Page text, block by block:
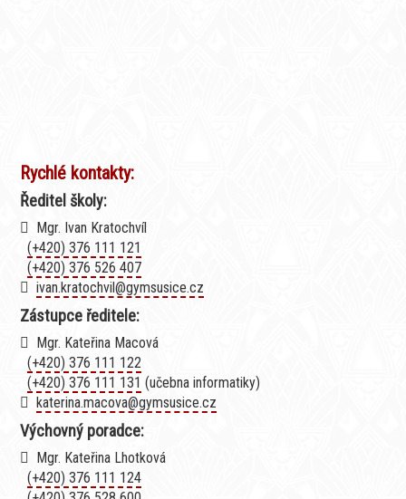
Rychlé kontakty:
Ředitel školy:
Mgr. Ivan Kratochvíl
(+420) 376 111 121
(+420) 376 526 407
ivan.kratochvil@gymsusice.cz
Zástupce ředitele:
Mgr. Kateřina Macová
(+420) 376 111 122
(+420) 376 111 131 (učebna informatiky)
katerina.macova@gymsusice.cz
Výchovný poradce:
Mgr. Kateřina Lhotková
(+420) 376 111 124